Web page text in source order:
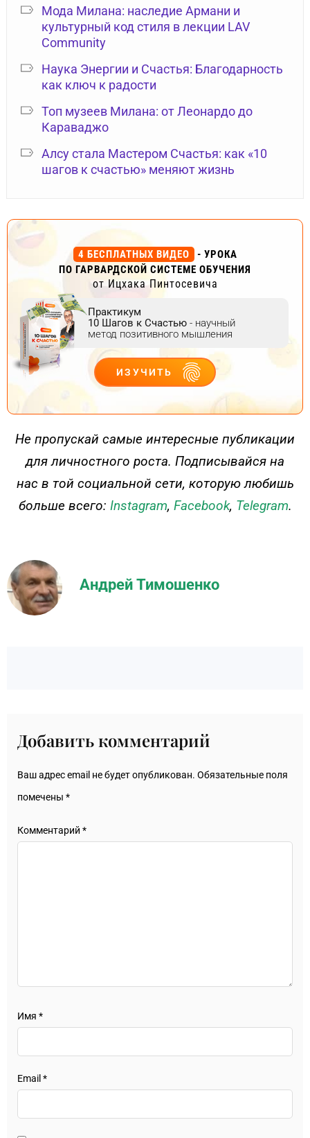
Мода Милана: наследие Армани и
культурный код стиля в лекции LAV
Community
Наука Энергии и Счастья: Благодарность
как ключ к радости
Топ музеев Милана: от Леонардо до
Караваджо
Алсу стала Мастером Счастья: как «10
шагов к счастью» меняют жизнь
4 БЕСПЛАТНЫХ ВИДЕО
- УРОКА
ПО ГАРВАРДСКОЙ СИСТЕМЕ ОБУЧЕНИЯ
от Ицхака Пинтосевича
Практикум
10 Шагов к Счастью - научный
метод позитивного мышления
ИЗУЧИТЬ
ДЕЙСТВУЙ
Не пропускай самые интересные публикации
для личностного роста. Подписывайся на
нас в той социальной сети, которую любишь
больше всего: Instagram, Facebook, Telegram.
Андрей Тимошенко
Добавить комментарий
Ваш адрес email не будет опубликован. Обязательные поля
помечены *
Комментарий *
Имя *
Email *